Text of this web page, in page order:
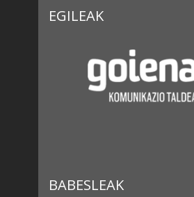
EGILEAK
BABESLEAK